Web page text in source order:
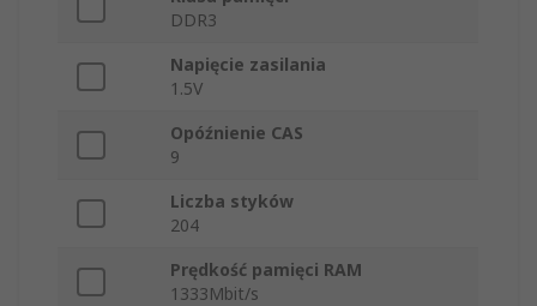
DDR3
Napięcie zasilania
1.5V
Opóźnienie CAS
9
Liczba styków
204
Prędkość pamięci RAM
1333Mbit/s